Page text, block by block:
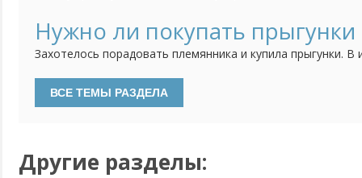
станут помощником для сына в передвижении по дому. Я
принесет больше вреда, чем пользы. Ведь длительное
Нужно ли покупать прыгунки
Захотелось порадовать племянника и купила прыгунки. В
там им сказали, что прыгунки наносят большой вред
нельзя. Теперь мы все в растерянности, что с ними
Другие разделы: